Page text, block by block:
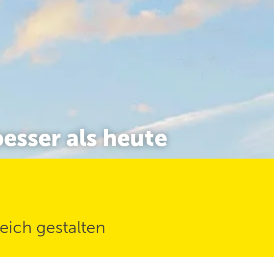
als heute
gestalten